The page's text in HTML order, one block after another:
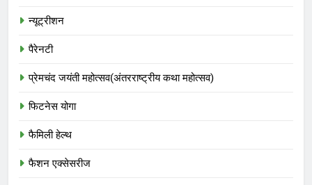
न्यूट्रीशन
पैरेनटी
प्रेमचंद जयंती महोत्सव(अंतरराष्ट्रीय कथा महोत्सव)
फिटनेस योगा
फैमिली हेल्थ
फैशन एक्सेसरीज